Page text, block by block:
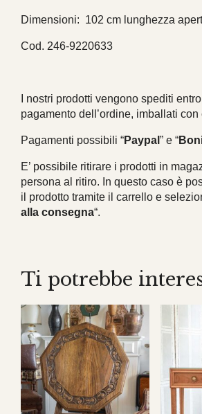
Dimensioni: 102 cm lunghezza
Cod. 246-9220633
I nostri prodotti vengono spediti
pagamento dell’ordine, imballati con
Pagamenti possibili “Paypal ” e “
E’ possibile ritirare i prodotti in
persona al ritiro. In questo caso è
il prodotto tramite il carrello e
alla consegna“.
Ti potrebbe